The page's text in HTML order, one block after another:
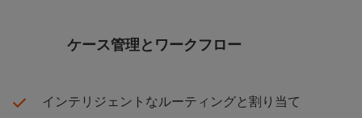
ケース管理とワークフロー
インテリジェントなルーティングと割り当て